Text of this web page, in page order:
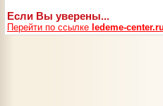
Если Вы уверены...
Перейти по ссылке ledeme-